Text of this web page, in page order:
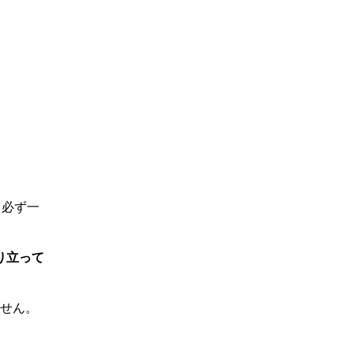
ず一
立って
ん。